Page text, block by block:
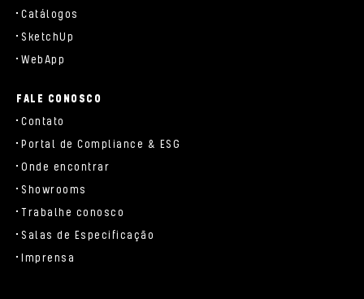
Catálogos
SketchUp
WebApp
FALE CONOSCO
Contato
Portal de Compliance & ESG
Onde encontrar
Showrooms
Trabalhe conosco
Salas de Especificação
Imprensa